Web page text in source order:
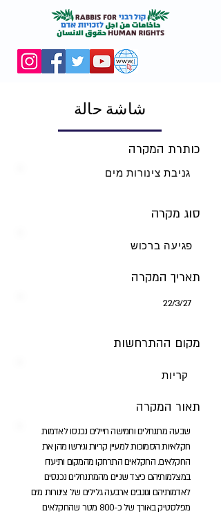
شاشة حالة
כותרת המקרה
גניבת צינורות מים
סוג מקרה
פגיעה ברכוש
תאריך המקרה
27‏/3‏/22
מקום ההתרחשות
קריות
תאור המקרה
שבעה מתנחלים וחמישה חיילים נכנסו לאדמות
חקלאיות הסמוכות למעיין קריות וגירשו מהן את
החקלאים. החקלאים התרחקו מהמקום ותיעדו
במצלמותיהם כיצד שניים מהמתנחלים נכנסים
לאדמותיהם וגונבים ארבעה גלילים של צינורות מים
מפלסטיק באורך של כ-800 מטר שהחקלאים